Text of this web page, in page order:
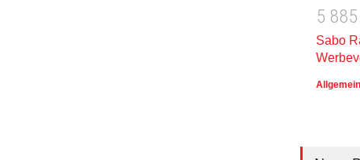
5 885
Sabo
Allgemein